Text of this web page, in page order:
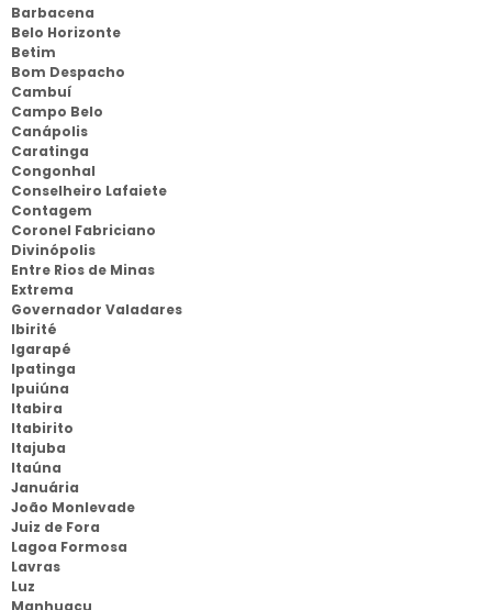
Barbacena
Belo Horizonte
Betim
Bom Despacho
Cambuí
Campo Belo
Canápolis
Caratinga
Congonhal
Conselheiro Lafaiete
Contagem
Coronel Fabriciano
Divinópolis
Entre Rios de Minas
Extrema
Governador Valadares
Ibirité
Igarapé
Ipatinga
Ipuiúna
Itabira
Itabirito
Itajuba
Itaúna
Januária
João Monlevade
Juiz de Fora
Lagoa Formosa
Lavras
Luz
Manhuaçu